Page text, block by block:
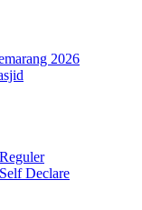
2026
Declare